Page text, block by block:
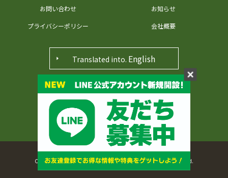
〒371-0048 群馬県前橋市田口町36番地
お問い合わせ
お知らせ
プライバシーポリシー
会社概要
Translated into. English
Copyright © 2022, MICHINOEKI MAEBASHIAKAGI All rights reserved.